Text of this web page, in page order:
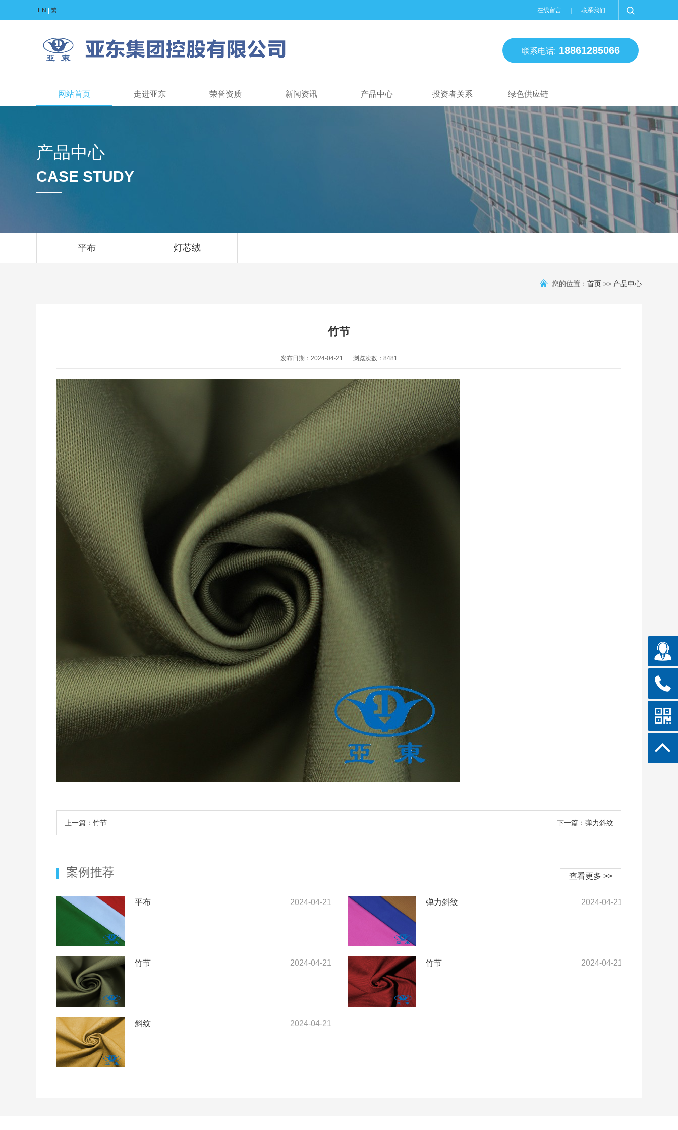
EN 繁 在线留言 联系我们
联系电话: 18861285066
网站首页 走进亚东 荣誉资质 新闻资讯 产品中心 投资者关系 绿色供应链
产品中心
CASE STUDY
平布 灯芯绒
您的位置： 首页 >> 产品中心
竹节
发布日期：2024-04-21 浏览次数：8481
上一篇：竹节 下一篇：弹力斜纹
查看更多 >>
案例推荐
平布 2024-04-21 弹力斜纹 2024-04-21
竹节 2024-04-21 竹节 2024-04-21
斜纹 2024-04-21